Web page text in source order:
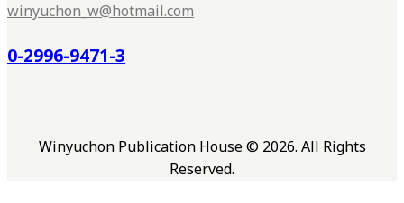
winyuchon_w@hotmail.com
0-2996-9471-3
Winyuchon Publication House © 2026. All Rights
Reserved.